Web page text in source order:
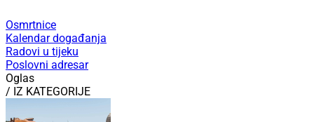
Osmrtnice
Kalendar događanja
Radovi u tijeku
Poslovni adresar
Oglas
/ IZ KATEGORIJE